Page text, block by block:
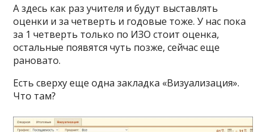
А здесь как раз учителя и будут выставлять
оценки и за четверть и годовые тоже. У нас пока
за 1 четверть только по ИЗО стоит оценка,
остальные появятся чуть позже, сейчас еще
рановато.
Есть сверху еще одна закладка «Визуализация».
Что там?